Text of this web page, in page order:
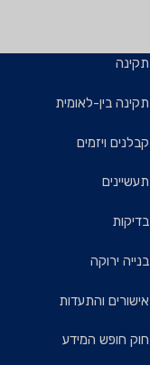
תקינה
תקינה בין-לאומית
קבלנים ויזמים
תעשיינים
בדיקות
בנייה ירוקה
אישורים והתעדות
חוק חופש המידע